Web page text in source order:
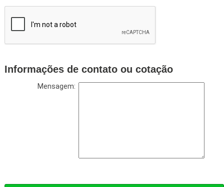
Informações de contato ou cotação
Mensagem: